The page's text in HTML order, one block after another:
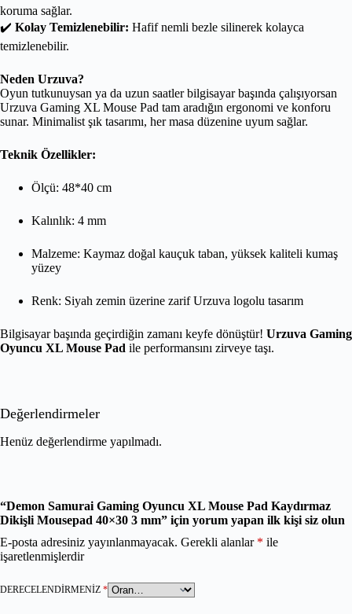
koruma sağlar.
✔️ Kolay Temizlenebilir: Hafif nemli bezle silinerek kolayca
temizlenebilir.
Neden Urzuva?
Oyun tutkunuysan ya da uzun saatler bilgisayar başında çalışıyorsan
Urzuva Gaming XL Mouse Pad tam aradığın ergonomi ve konforu
sunar. Minimalist şık tasarımı, her masa düzenine uyum sağlar.
Teknik Özellikler:
Ölçü: 48*40 cm
Kalınlık: 4 mm
Malzeme: Kaymaz doğal kauçuk taban, yüksek kaliteli kumaş
yüzey
Renk: Siyah zemin üzerine zarif Urzuva logolu tasarım
Bilgisayar başında geçirdiğin zamanı keyfe dönüştür! Urzuva Gaming
Oyuncu XL Mouse Pad ile performansını zirveye taşı.
Değerlendirmeler
Henüz değerlendirme yapılmadı.
“Demon Samurai Gaming Oyuncu XL Mouse Pad Kaydırmaz
Dikişli Mousepad 40×30 3 mm” için yorum yapan ilk kişi siz olun
E-posta adresiniz yayınlanmayacak. Gerekli alanlar * ile
işaretlenmişlerdir
DERECELENDIRMENIZ *